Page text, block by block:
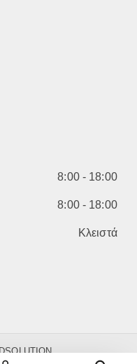
8:00 - 18:00
8:00 - 18:00
Κλειστά